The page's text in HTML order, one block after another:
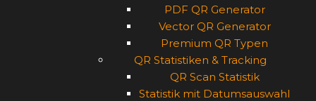
PDF QR Generator
Vector QR Generator
Premium QR Typen
QR Statistiken & Tracking
QR Scan Statistik
Statistik mit Datumsauswahl